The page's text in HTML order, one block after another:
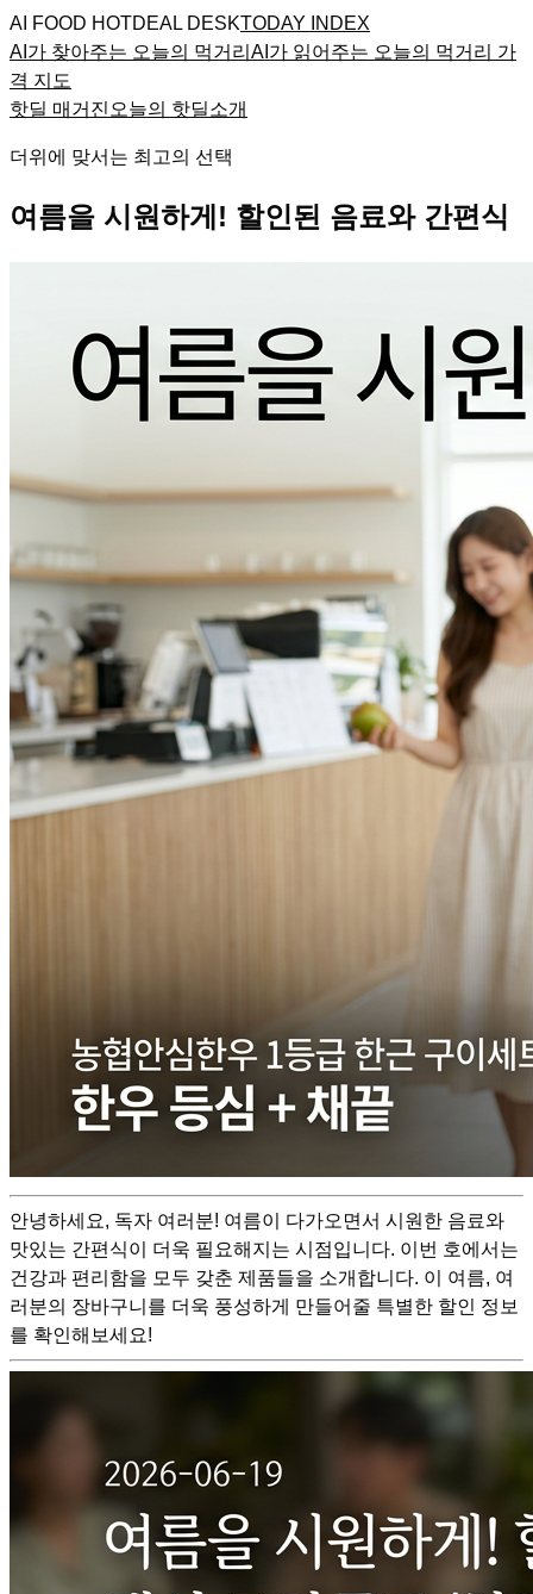
AI FOOD HOTDEAL DESKTODAY INDEX
AI가 찾아주는 오늘의 먹거리 AI가 읽어주는 오늘의 먹거리 가
격 지도
핫딜 매거진 오늘의 핫딜소개
더위에 맞서는 최고의 선택
여름을 시원하게! 할인된 음료와 간편식
안녕하세요, 독자 여러분! 여름이 다가오면서 시원한 음료와
맛있는 간편식이 더욱 필요해지는 시점입니다. 이번 호에서는
건강과 편리함을 모두 갖춘 제품들을 소개합니다. 이 여름, 여
러분의 장바구니를 더욱 풍성하게 만들어줄 특별한 할인 정보
를 확인해보세요!